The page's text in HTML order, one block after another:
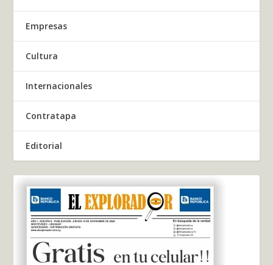
Empresas
Cultura
Internacionales
Contratapa
Editorial